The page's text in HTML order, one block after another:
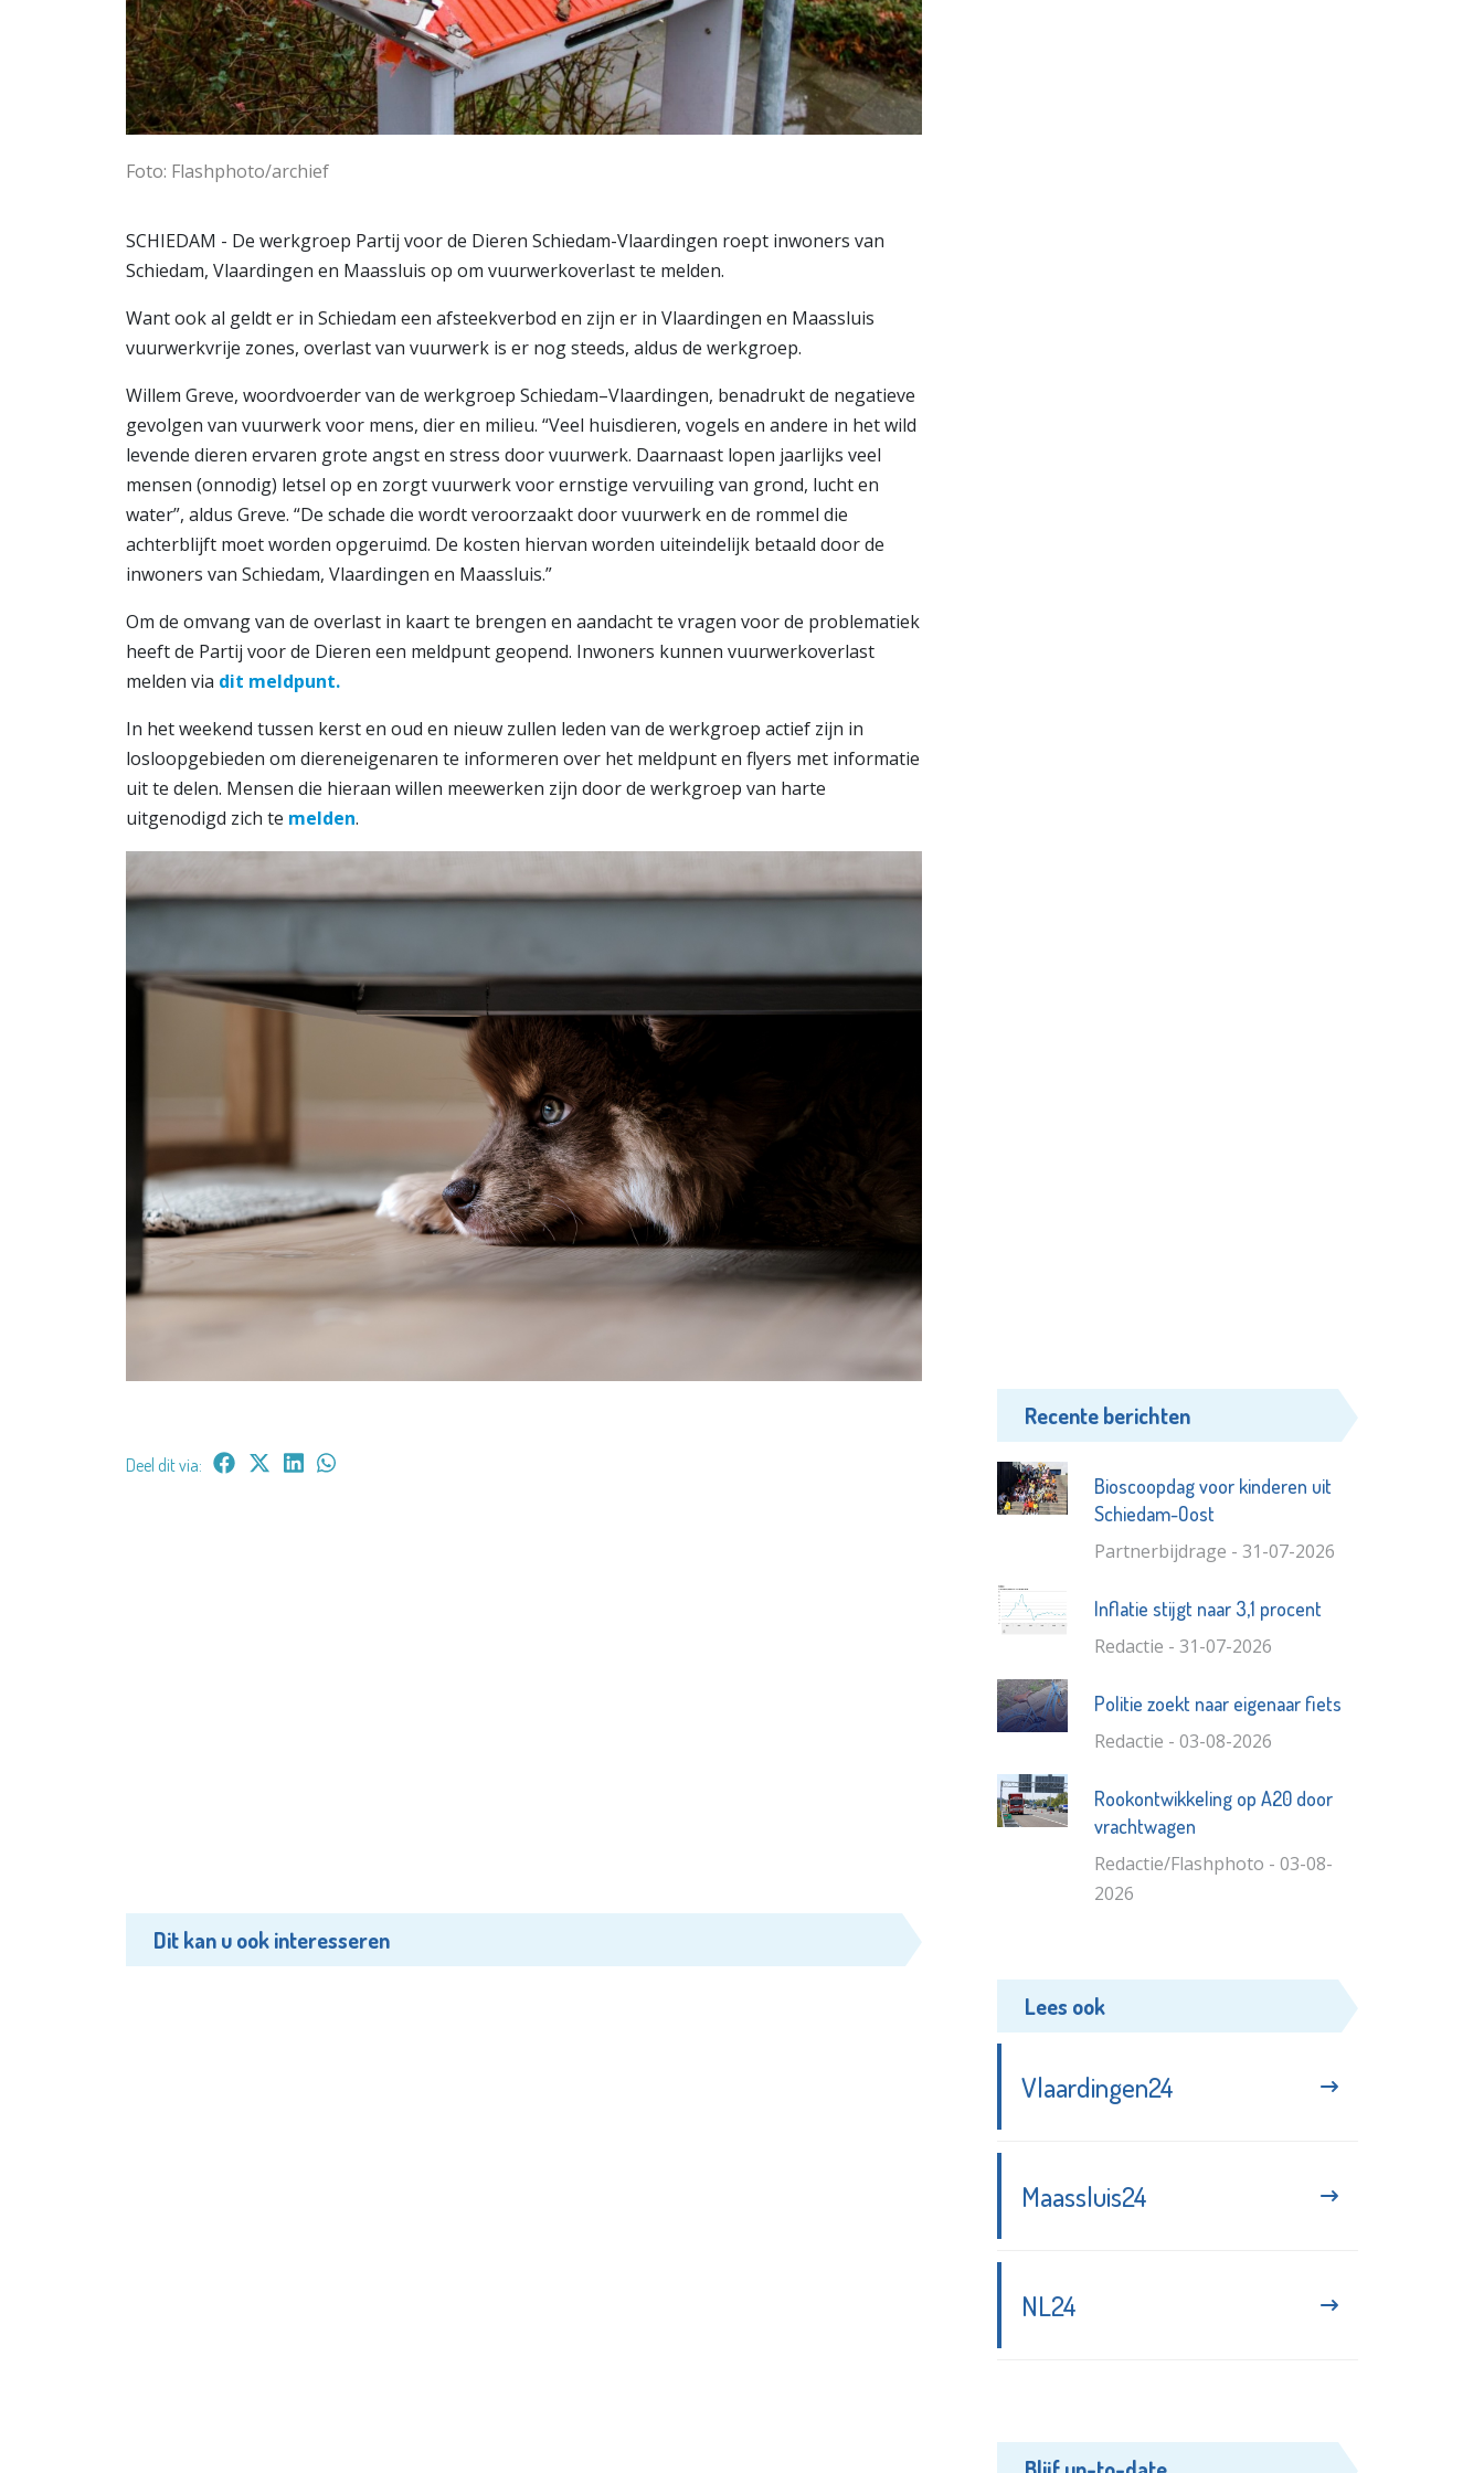
Foto: Flashphoto/archief
SCHIEDAM - De werkgroep Partij voor de Dieren Schiedam-Vlaardingen roept inwoners van
Schiedam, Vlaardingen en Maassluis op om vuurwerkoverlast te melden.
Want ook al geldt er in Schiedam een afsteekverbod en zijn er in Vlaardingen en Maassluis
vuurwerkvrije zones, overlast van vuurwerk is er nog steeds, aldus de werkgroep.
Willem Greve, woordvoerder van de werkgroep Schiedam–Vlaardingen, benadrukt de negatieve
gevolgen van vuurwerk voor mens, dier en milieu. “Veel huisdieren, vogels en andere in het wild
levende dieren ervaren grote angst en stress door vuurwerk. Daarnaast lopen jaarlijks veel
mensen (onnodig) letsel op en zorgt vuurwerk voor ernstige vervuiling van grond, lucht en
water”, aldus Greve. “De schade die wordt veroorzaakt door vuurwerk en de rommel die
achterblijft moet worden opgeruimd. De kosten hiervan worden uiteindelijk betaald door de
inwoners van Schiedam, Vlaardingen en Maassluis.”
Om de omvang van de overlast in kaart te brengen en aandacht te vragen voor de problematiek
heeft de Partij voor de Dieren een meldpunt geopend. Inwoners kunnen vuurwerkoverlast
melden via dit meldpunt.
In het weekend tussen kerst en oud en nieuw zullen leden van de werkgroep actief zijn in
losloopgebieden om diereneigenaren te informeren over het meldpunt en flyers met informatie
uit te delen. Mensen die hieraan willen meewerken zijn door de werkgroep van harte
uitgenodigd zich te melden.
Deel dit via:
Dit kan u ook interesseren
Recente berichten
Bioscoopdag voor kinderen uit
Schiedam-Oost
Partnerbijdrage - 31-07-2026
Inflatie stijgt naar 3,1 procent
Redactie - 31-07-2026
Politie zoekt naar eigenaar fiets
Redactie - 03-08-2026
Rookontwikkeling op A20 door
vrachtwagen
Redactie/Flashphoto - 03-08-
2026
Lees ook
Vlaardingen24
Maassluis24
NL24